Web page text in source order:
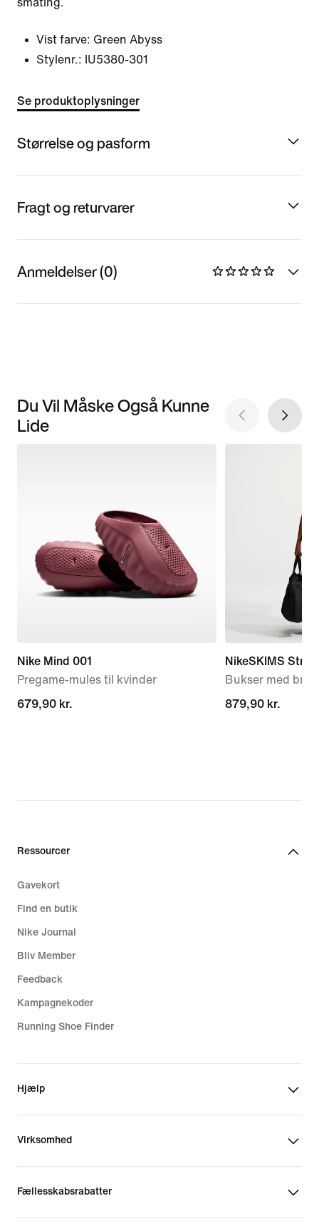
småting.
Vist farve: Green Abyss
Stylenr.: IU5380-301
Se produktoplysninger
Størrelse og pasform
Fragt og returvarer
Anmeldelser (0)
Du Vil Måske Også Kunne
Lide
Nike Mind 001
Pregame-mules til kvinder
679,90 kr.
679,90 kr.
NikeSKIMS
Bukser med
879,90 kr.
879,90 kr.
Ressourcer
Gavekort
Find en butik
Nike Journal
Bliv Member
Feedback
Kampagnekoder
Running Shoe Finder
Hjælp
Virksomhed
Fællesskabsrabatter